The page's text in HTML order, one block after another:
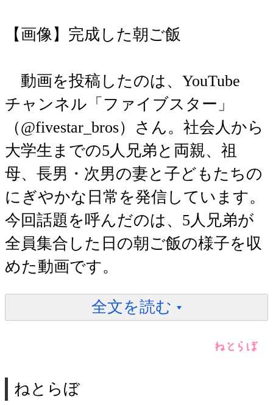
【画像】完成した朝ご飯
動画を投稿したのは、YouTube
チャンネル「ファイブスター」
（@fivestar_bros）さん。社会人から
大学生までの5人兄弟と両親、祖
母、長男・次男の妻と子どもたちの
にぎやかな日常を発信しています。
今回話題を呼んだのは、5人兄弟が
全員集合した日の朝ご飯の様子を収
めた動画です。
全文を読む
ねとらぼ